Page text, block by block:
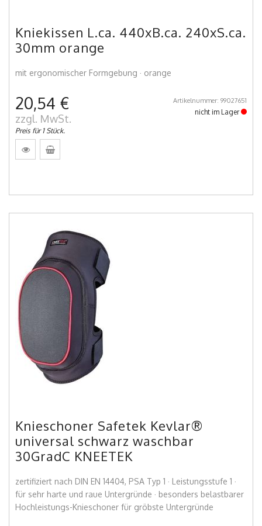
Kniekissen L.ca. 440xB.ca. 240xS.ca.
30mm orange
mit ergonomischer Formgebung · orange
20,54 €
zzgl. MwSt.
Preis für 1 Stück.
Artikelnummer: 99027651
nicht im Lager
Knieschoner Safetek Kevlar®
universal schwarz waschbar
30GradC KNEETEK
zertifiziert nach DIN EN 14404, PSA Typ 1 · Leistungsstufe 1 ·
für sehr harte und raue Untergründe · besonders belastbarer
Hochleistungs-Knieschoner für gröbste Untergründe